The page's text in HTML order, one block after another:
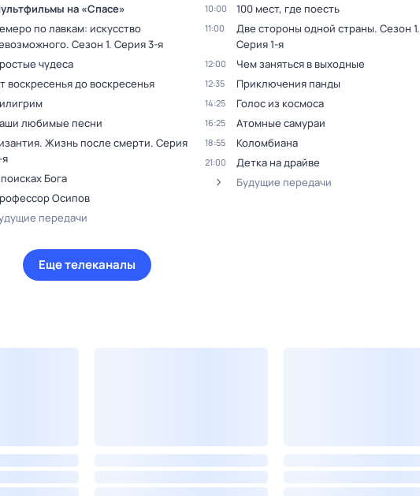
на «Спасе»
по лавкам: искусство
. Сезон 1. Серия 3-я
чудеса
воскресенья до воскресенья
любимые песни
Жизнь после смерти. Серия
Бога
Осипов
передачи
10:00 100 мест, где поесть
11:00 Две стороны одной страны. Сезон 1.
Серия 1-я
12:00 Чем заняться в выходные
12:35 Приключения панды
14:25 Голос из космоса
16:25 Атомные самураи
18:55 Коломбиана
21:00
Детка на драйве
Будущие передачи
Еще телеканалы